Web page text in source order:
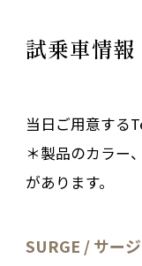
試乗車情報
当日ご用意する
＊製品のカラー
があります。
SURGE / サー